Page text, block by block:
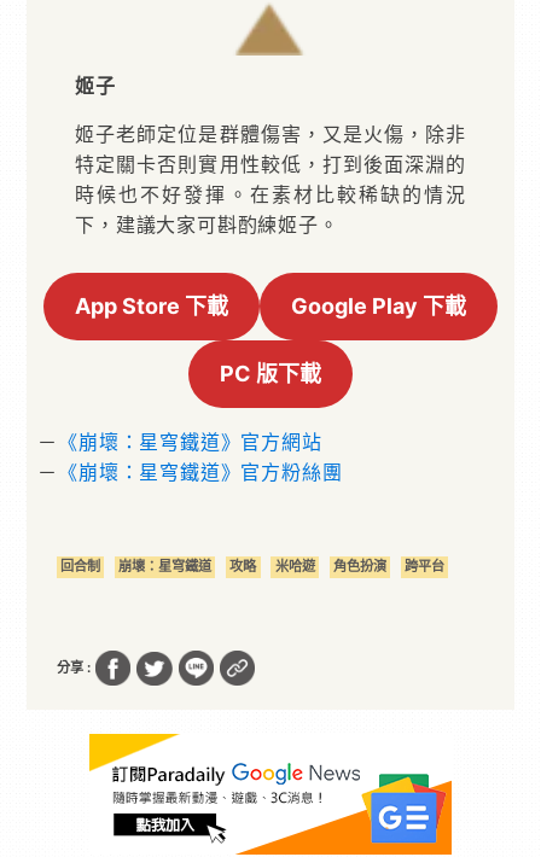
姬子
姬子老師定位是群體傷害，又是火傷，除非
特定關卡否則實用性較低，打到後面深淵的
時候也不好發揮。在素材比較稀缺的情況
下，建議大家可斟酌練姬子。
App Store 下載 Google Play 下載
PC 版下載
－ 《崩壞：星穹鐵道》官方網站
－ 《崩壞：星穹鐵道》官方粉絲團
回合制 崩壞：星穹鐵道 攻略 米哈遊 角色扮演 跨平台
分享 :